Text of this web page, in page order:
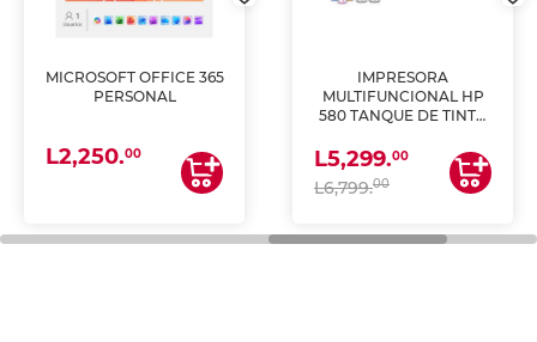
MICROSOFT OFFICE 365
PERSONAL
L2,250.00
IMPRESORA
MULTIFUNCIONAL HP
580 TANQUE DE TINTA
ESCANEA)
L5,299.00
L6,799.00